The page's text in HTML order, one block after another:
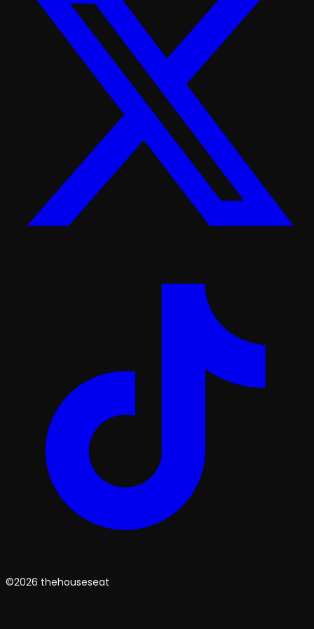
©2026 thehouseseat